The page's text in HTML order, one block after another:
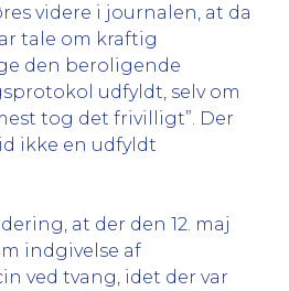
videre i journalen, at da
tale om kraftig
den beroligende
udfyldt, selv om
tog det frivilligt”. Der
ikke en udfyldt
at der den 12. maj
indgivelse af
ved tvang, idet der var